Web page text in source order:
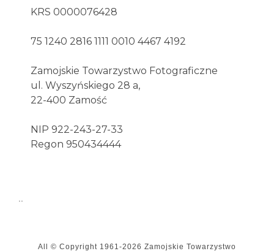
KRS 0000076428
75 1240 2816 1111 0010 4467 4192
Zamojskie Towarzystwo Fotograficzne
ul. Wyszyńskiego 28 a,
22-400 Zamość
NIP 922-243-27-33
Regon 950434444
All © Copyright 1961-2026 Zamojskie Towarzystwo